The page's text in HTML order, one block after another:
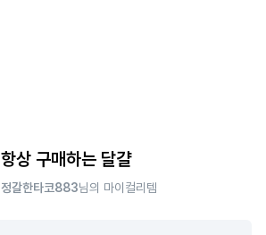
항상 구매하는 달걀
정갈한타코883님의 마이컬리템